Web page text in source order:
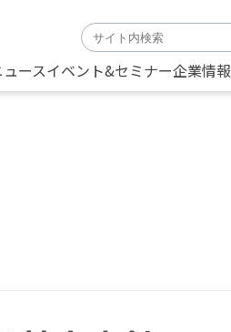
ュースイベント&セミナー企業情報